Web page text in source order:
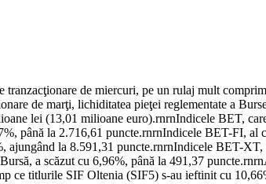
de miercuri, pe un rulaj mult
de marţi, lichiditatea pieţei reglementate a
lei (13,01 milioane euro).rnrnIndicele BET,
până la 2.716,61 puncte.rnrnIndicele BET-FI,
la 8.591,31 puncte.rnrnIndicele BET-
a scăzut cu 6,96%, până la 491,37
ce titlurile SIF Oltenia (SIF5) s-au ieftinit cu